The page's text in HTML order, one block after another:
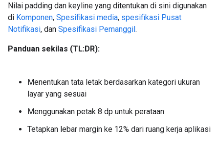
Nilai padding dan keyline yang ditentukan di sini digunakan
di Komponen, Spesifikasi media, spesifikasi Pusat
Notifikasi, dan Spesifikasi Pemanggil.
Panduan sekilas (TL:DR):
Menentukan tata letak berdasarkan kategori ukuran
layar yang sesuai
Menggunakan petak 8 dp untuk perataan
Tetapkan lebar margin ke 12% dari ruang kerja aplikasi